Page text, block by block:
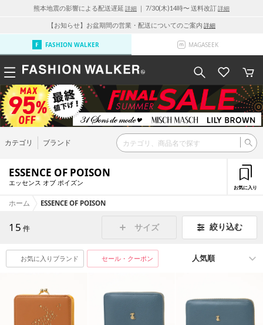
熊本地震の影響による配送遅延 詳細 ｜ 7/30(木)14時〜 送料改訂詳細
【お知らせ】お盆期間の営業・配送についてのご案内 詳細
FASHION WALKER MAGASEEK
カテゴリ ブランド
ESSENCE OF POISON
エッセンス オブ ポイズン
お気に入り
ホーム ESSENCE OF POISON
15 件 サイズ 絞り込む
お気に入りブランド セール・クーポン